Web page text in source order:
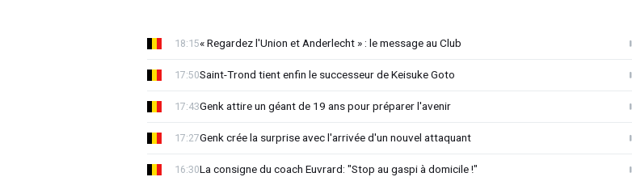
« Regardez l'Union et Anderlecht » : le message au Club
18:15
Saint-Trond tient enfin le successeur de Keisuke Goto
17:50
Genk attire un géant de 19 ans pour préparer l'avenir
17:43
Genk crée la surprise avec l'arrivée d'un nouvel attaquant
17:27
La consigne du coach Euvrard: "Stop au gaspi à domicile !"
16:30